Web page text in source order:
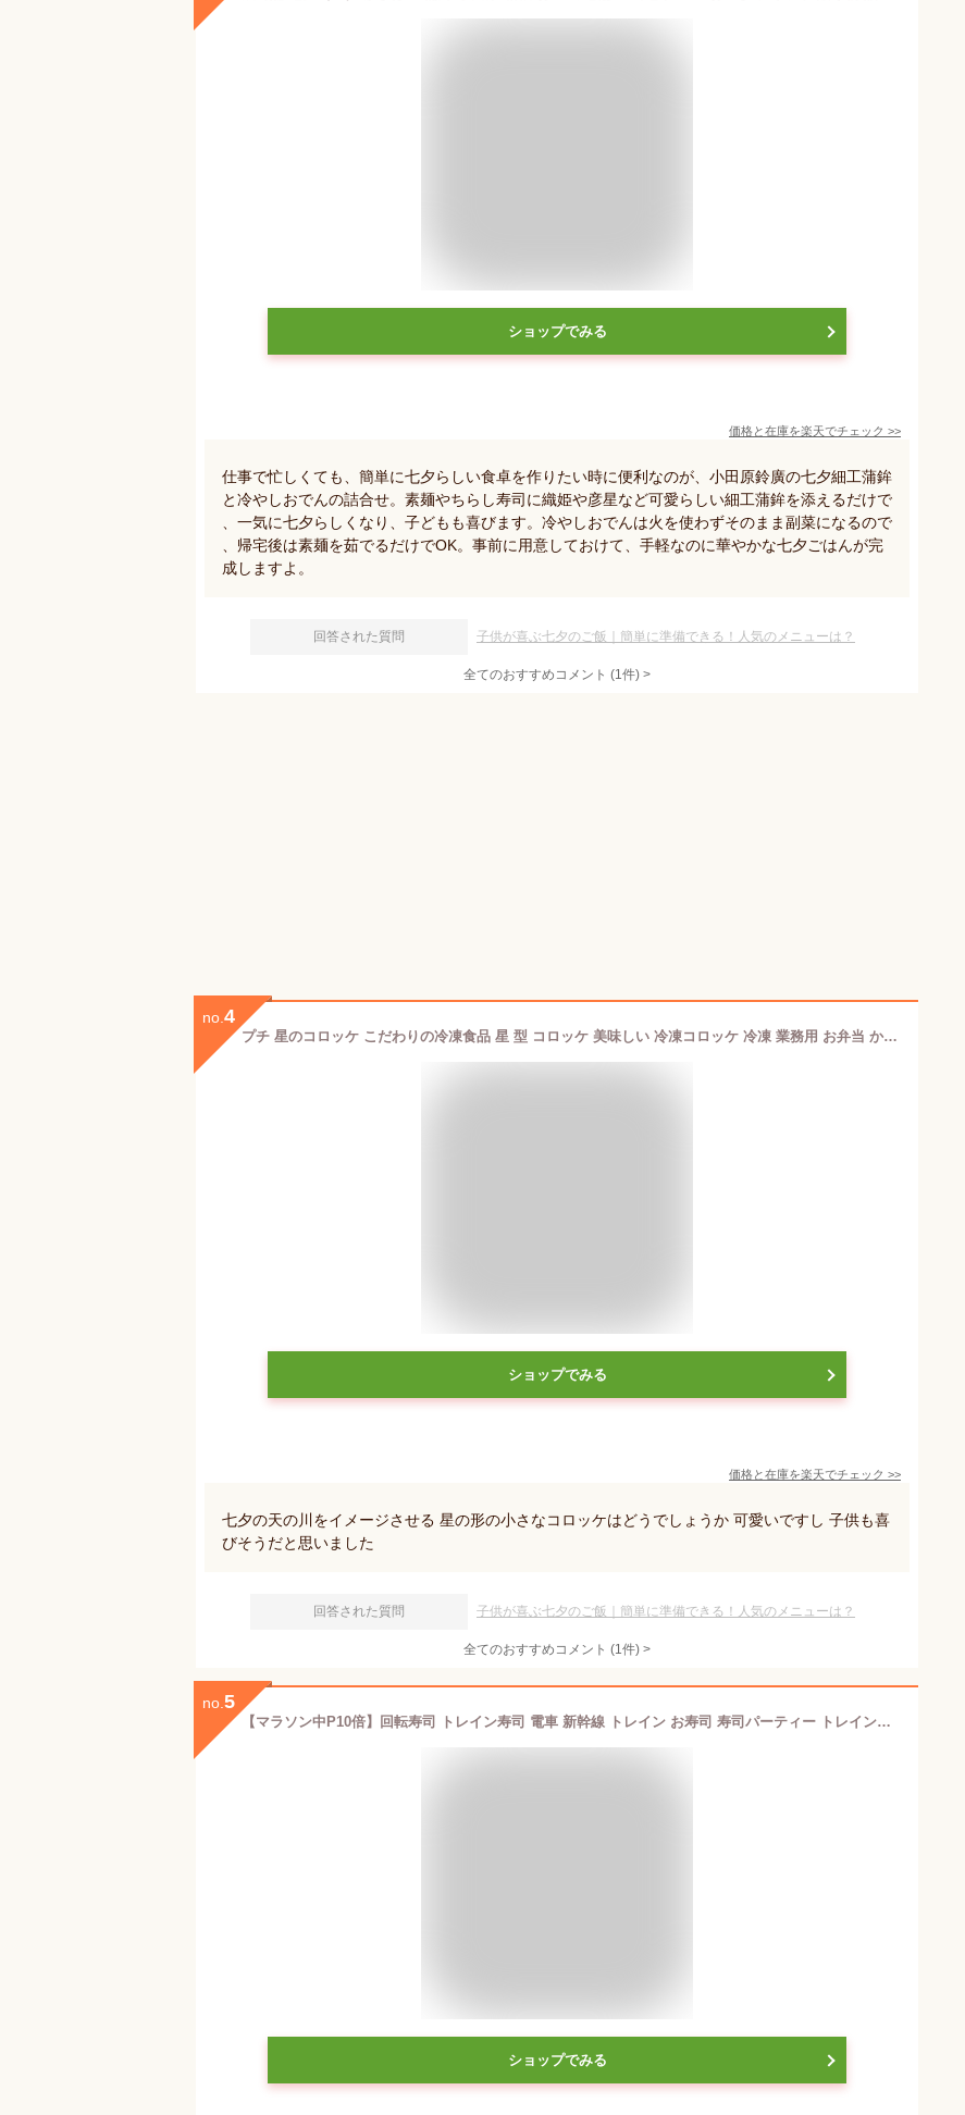
ショップでみる
価格と在庫を楽天でチェック >>
仕事で忙しくても、簡単に七夕らしい食卓を作りたい時に便利なのが、小田原鈴廣の七夕細工蒲鉾
と冷やしおでんの詰合せ。素麺やちらし寿司に織姫や彦星など可愛らしい細工蒲鉾を添えるだけで
、一気に七夕らしくなり、子どもも喜びます。冷やしおでんは火を使わずそのまま副菜になるので
、帰宅後は素麺を茹でるだけでOK。事前に用意しておけて、手軽なのに華やかな七夕ごはんが完
成しますよ。
回答された質問 子供が喜ぶ七夕のご飯｜簡単に準備できる！人気のメニューは？
全てのおすすめコメント (1件) >
no. 4
プチ 星のコロッケ こだわりの冷凍食品 星 型 コロッケ 美味しい 冷凍コロッケ 冷凍 業務用 お弁当 かわいい 小さい ミートコロッケ 肉コロッケ 冷凍食品 冷凍惣菜 冷凍お惣菜 業務用冷凍食品 お弁当おかず お惣菜 弁当 弁当用 おかず お子様ランチ 給食 パーティー クール便
ショップでみる
価格と在庫を楽天でチェック >>
七夕の天の川をイメージさせる 星の形の小さなコロッケはどうでしょうか 可愛いですし 子供も喜
びそうだと思いました
回答された質問 子供が喜ぶ七夕のご飯｜簡単に準備できる！人気のメニューは？
全てのおすすめコメント (1件) >
no. 5
【マラソン中P10倍】回転寿司 トレイン寿司 電車 新幹線 トレイン お寿司 寿司パーティー トレイン回転寿司 子供 パーティー 誕生日 子供の日 七夕 節分 盛り上がる 楽しい 【◎80】/おウチで楽しいトレイン回転寿司
ショップでみる